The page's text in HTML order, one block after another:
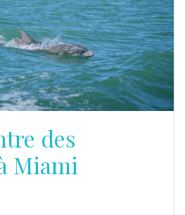
des
Miami